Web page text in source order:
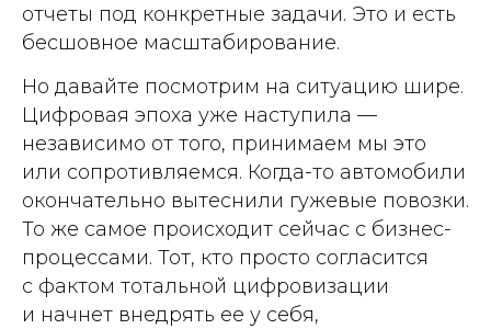
отчеты под конкретные задачи. Это и есть
бесшовное масштабирование.
Но давайте посмотрим на ситуацию шире.
Цифровая эпоха уже наступила —
независимо от того, принимаем мы это
или сопротивляемся. Когда-то автомобили
окончательно вытеснили гужевые повозки.
То же самое происходит сейчас с бизнес-
процессами. Тот, кто просто согласится
с фактом тотальной цифровизации
и начнет внедрять ее у себя,